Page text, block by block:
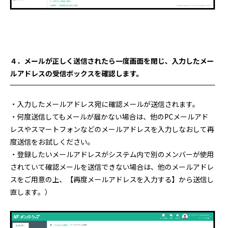
４．メールが正しく送信されたら一度画面を閉じ、入力したメー
ルアドレスの受信ボックスを確認します。
・入力したメールアドレス宛に確認メールが送信されます。
・何度送信してもメールが届かない場合は、他のPCメールアド
レスやスマートフォンなどのメールアドレスを入力しなおして再
度送信をお試しください。
・登録したいメールアドレスがシステム内で別のメンバーが使用
されていて確認メールを送信できない場合は、他のメールアドレ
スをご用意の上、【再度メールアドレスを入力する】から送信し
直します。）